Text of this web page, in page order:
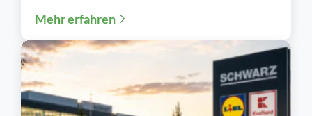
Filialen, Preisaktionen oder Sortimente...
Mehr erfahren